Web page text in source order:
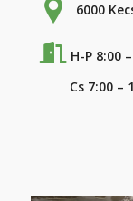
6000
H-P 8:00
Cs 7:00 –